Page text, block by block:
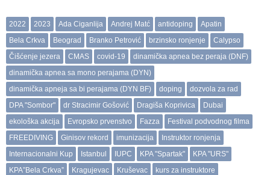
2022 2023 Ada Ciganlija Andrej Matć antidoping
Apatin
Bela Crkva
Beograd Branko Petrović brzinsko ronjenje
Calypso
Čišćenje jezera
CMAS covid-19
dinamička apnea bez peraja (DNF)
dinamička apnea sa mono perajama (DYN)
dinamička apneja sa bi perajama (DYN BF)
doping
dozvola za rad
DPA "Sombor"
dr Stracimir Gošović Dragiša Koprivica
Dubai
ekološka akcija
Evropsko prvenstvo Fazza
Festival podvodnog filma
FREEDIVING
Ginisov rekord imunizacija
Instruktor ronjenja
Internacionalni Kup
Istanbul IUPC KPA "Spartak"
KPA "URS"
KPA”Bela Crkva”
Kragujevac Kruševac
kurs za instruktore